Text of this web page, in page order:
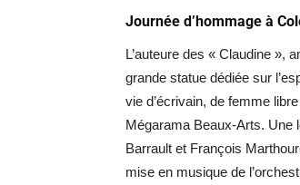
Journée d’hommage à
L’auteure des « Claudine »,
grande statue dédiée sur
vie d’écrivain, de femme
Mégarama Beaux-Arts. Une
Barrault et François
mise en musique de